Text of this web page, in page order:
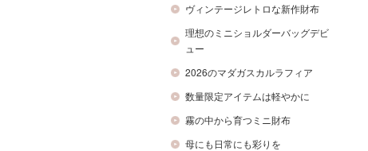
ヴィンテージレトロな新作財布
理想のミニショルダーバッグデビ
ュー
2026のマダガスカルラフィア
数量限定アイテムは軽やかに
霧の中から育つミニ財布
母にも日常にも彩りを